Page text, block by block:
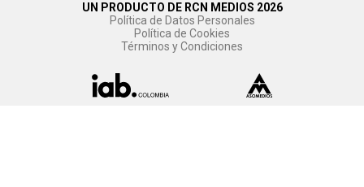
UN PRODUCTO DE RCN MEDIOS 2026
Política de Datos Personales
Política de Cookies
Términos y Condiciones